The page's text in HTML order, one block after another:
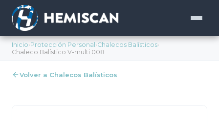
Inicio›Protección Personal ›Chalecos Balísticos›
Chaleco Balístico V-multi 008
Volver a Chalecos Balísticos